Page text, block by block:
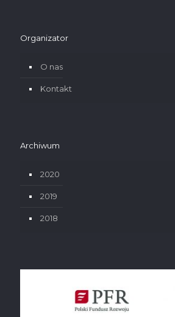
Organizator
O nas
Kontakt
Archiwum
2020
2019
2018